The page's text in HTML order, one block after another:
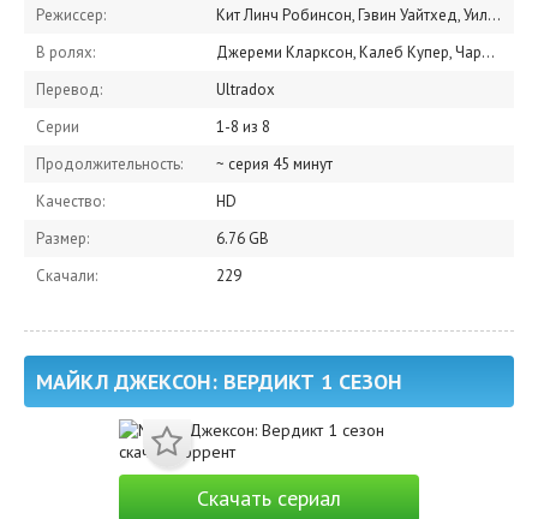
Режиссер:
Кит Линч Робинсон, Гэвин Уайтхед, Уилл Япп
В ролях:
Джереми Кларксон, Калеб Купер, Чарли Айрленд, Лиза Хоган, Джеральд Купер, Алан Таунсенд, Дилвин Эванс, Тим Коулз, Кевин Хариссон, Эллен Хеллиуэлл
Перевод:
Ultradox
Серии
1-8 из 8
Продолжительность:
~ серия 45 минут
Качество:
HD
Размер:
6.76 GB
Скачали:
229
МАЙКЛ ДЖЕКСОН: ВЕРДИКТ 1 СЕЗОН
Скачать сериал